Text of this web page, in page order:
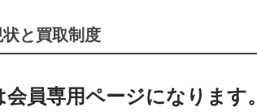
と買取制度
員専用ページになります。